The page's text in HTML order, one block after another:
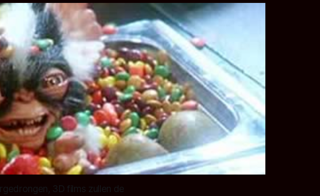
3D films zullen de